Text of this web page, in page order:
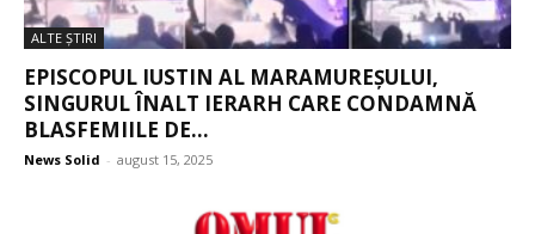
ALTE ŞTIRI
EPISCOPUL IUSTIN AL MARAMUREȘULUI,
SINGURUL ÎNALT IERARH CARE CONDAMNĂ
BLASFEMIILE DE...
News Solid - august 15, 2025